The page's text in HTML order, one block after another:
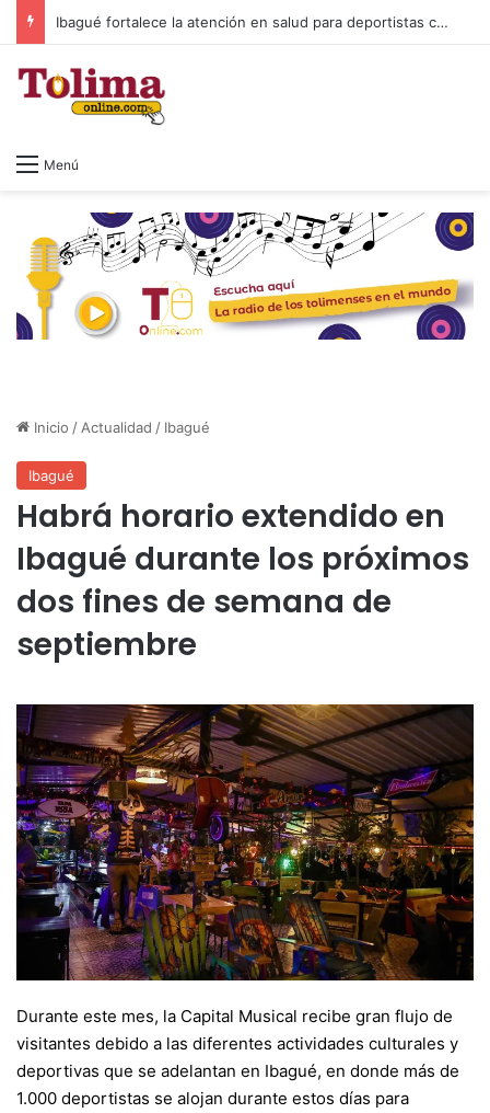
Ibagué fortalece la atención en salud para deportistas con nuevo espacio en el Parque Deportivo
Menú
Inicio / Actualidad / Ibagué
Ibagué
Habrá horario extendido en
Ibagué durante los próximos
dos fines de semana de
septiembre
Durante este mes, la Capital Musical recibe gran flujo de
visitantes debido a las diferentes actividades culturales y
deportivas que se adelantan en Ibagué, en donde más de
1.000 deportistas se alojan durante estos días para